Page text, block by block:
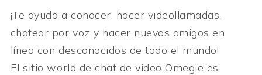
¡Te ayuda a conocer, hacer videollamadas,
chatear por voz y hacer nuevos amigos en
línea con desconocidos de todo el mundo!
El sitio world de chat de video Omegle es